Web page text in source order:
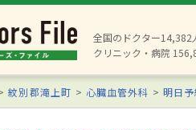
全国のドクター14,382
クリニック・病院
紋別郡滝上町 心臓血管外科 明日